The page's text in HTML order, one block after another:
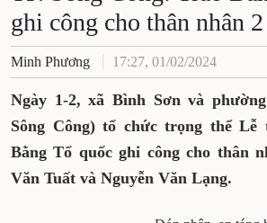
ghi công cho thân nhân
Minh Phương 17:27, 01/02/2024
Ngày 1-2, xã Bình Sơn và
Sông Công) tổ chức trọng thể
Bằng Tổ quốc ghi công cho thân
Văn Tuất và Nguyễn Văn Lạng.